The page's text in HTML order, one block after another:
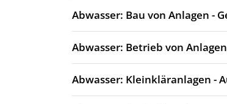
Abwasser: Bau von Anlagen -
Abwasser: Betrieb von
Abwasser: Kleinkläranlagen -